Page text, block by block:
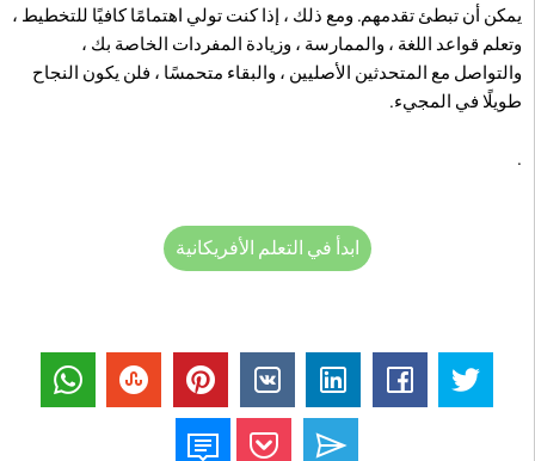
يمكن أن تبطئ تقدمهم. ومع ذلك ، إذا كنت تولي اهتمامًا كافيًا للتخطيط ،
وتعلم قواعد اللغة ، والممارسة ، وزيادة المفردات الخاصة بك ،
والتواصل مع المتحدثين الأصليين ، والبقاء متحمسًا ، فلن يكون النجاح
طويلًا في المجيء.
.
ابدأ في التعلم الأفريكانية